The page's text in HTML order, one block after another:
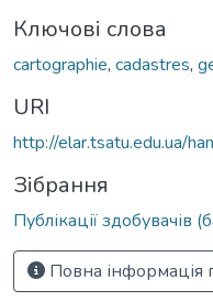
Ключові слова
cartographie, cadastres,
URI
http://elar.tsatu.edu.ua/
Зібрання
Публікації здобувачів
Повна інформація